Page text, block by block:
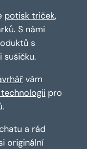
potisk triček,
S námi
s
sušičku.
vám
pro
a rád
originální